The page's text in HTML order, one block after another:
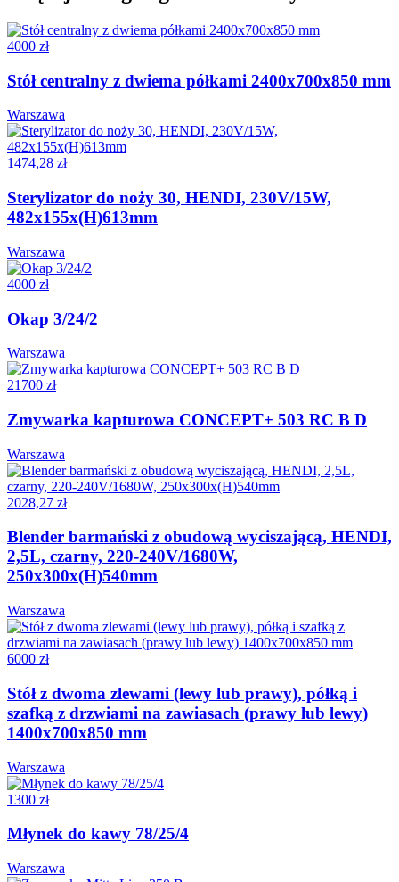
4000 zł
Stół centralny z dwiema półkami 2400x700x850 mm
Warszawa
1474,28 zł
Sterylizator do noży 30, HENDI, 230V/15W,
482x155x(H)613mm
Warszawa
4000 zł
Okap 3/24/2
Warszawa
21700 zł
Zmywarka kapturowa CONCEPT+ 503 RC B D
Warszawa
2028,27 zł
Blender barmański z obudową wyciszającą, HENDI,
2,5L, czarny, 220-240V/1680W,
250x300x(H)540mm
Warszawa
6000 zł
Stół z dwoma zlewami (lewy lub prawy), półką i
szafką z drzwiami na zawiasach (prawy lub lewy)
1400x700x850 mm
Warszawa
1300 zł
Młynek do kawy 78/25/4
Warszawa